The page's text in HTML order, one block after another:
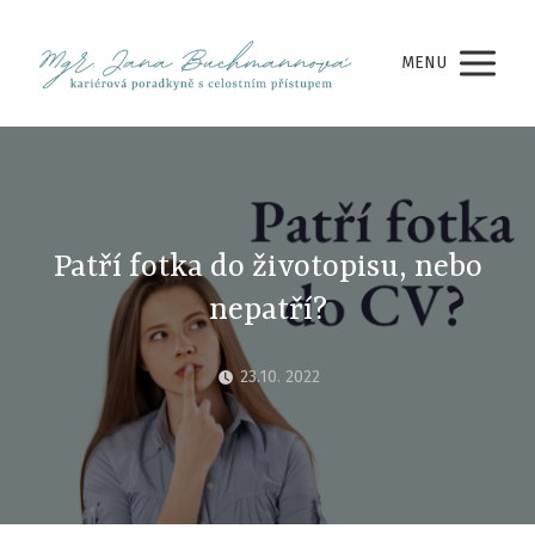
MENU
Patří fotka do životopisu, nebo
nepatří?
23.10. 2022